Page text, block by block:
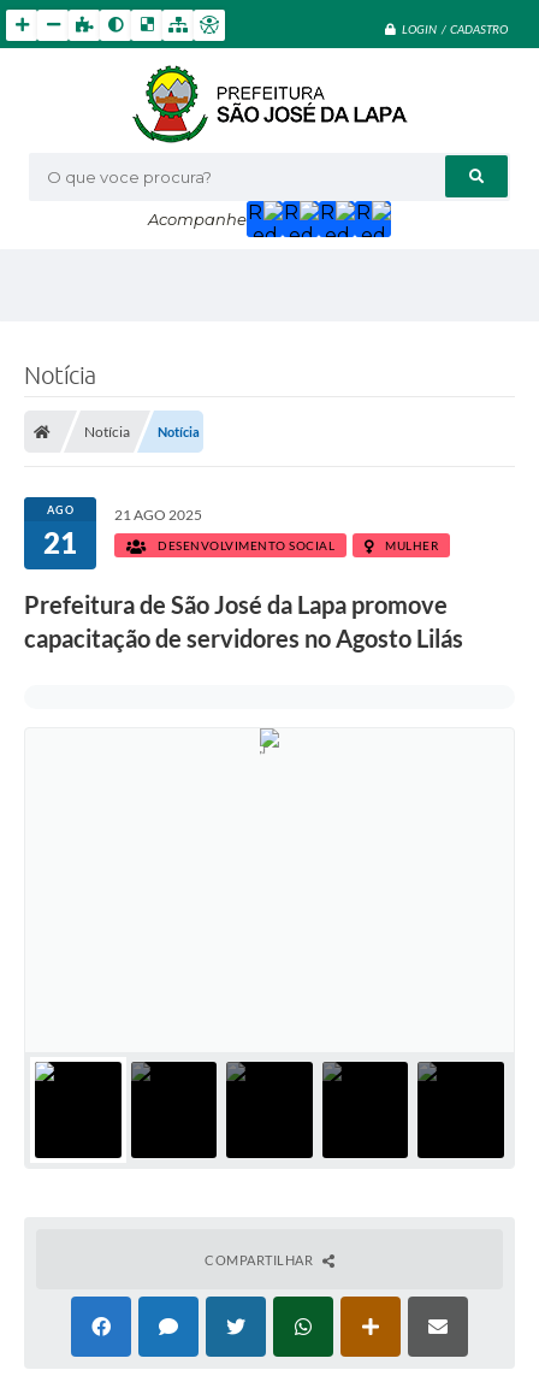
LOGIN / CADASTRO
O que voce procura?
Acompanhe
Notícia
Notícia Notícia
AGO
21
21 AGO 2025
DESENVOLVIMENTO SOCIAL MULHER
Prefeitura de São José da Lapa promove
capacitação de servidores no Agosto Lilás
COMPARTILHAR